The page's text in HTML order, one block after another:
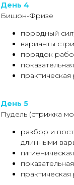
День 4
Бишон-Фризе
породный
варианты
порядок
практическая
День 5
Пудель (стрижка
разбор и
длинными
практическая